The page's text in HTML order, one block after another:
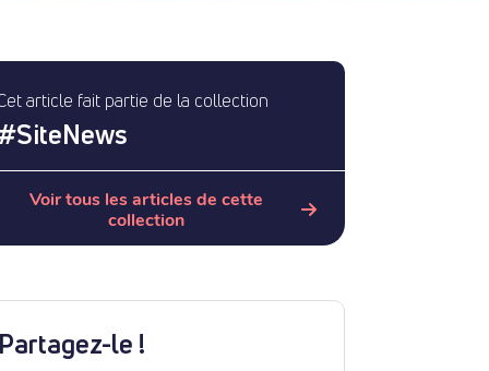
article fait partie de la collection
SiteNews
Voir tous les articles de cette
collection
Partagez-le !